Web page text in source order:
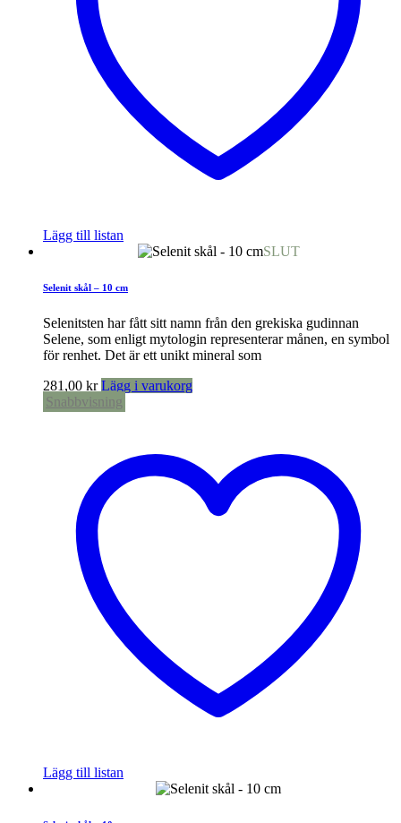
Lägg till listan
SLUT
Selenit skål – 10 cm
Selenitsten har fått sitt namn från den grekiska gudinnan
Selene, som enligt mytologin representerar månen, en symbol
för renhet. Det är ett unikt mineral som
281,00 kr Lägg i varukorg
Snabbvisning
Lägg till listan